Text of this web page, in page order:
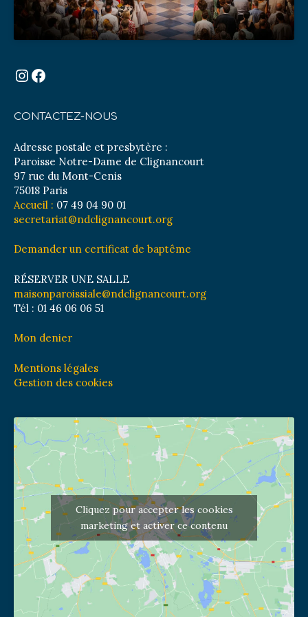
Instagram
Facebook
CONTACTEZ-NOUS
Adresse postale et presbytère :
Paroisse Notre-Dame de Clignancourt
97 rue du Mont-Cenis
75018 Paris
Accueil : 07 49 04 90 01
secretariat@ndclignancourt.org
Demander un certificat de baptême
RÉSERVER UNE SALLE
maisonparoissiale@ndclignancourt.org
Tél : 01 46 06 06 51
Mon denier
Mentions légales
Gestion des cookies
Cliquez pour accepter les cookies
marketing et activer ce contenu